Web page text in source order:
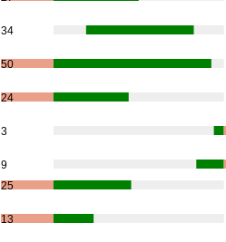
34
50
24
3
9
25
13